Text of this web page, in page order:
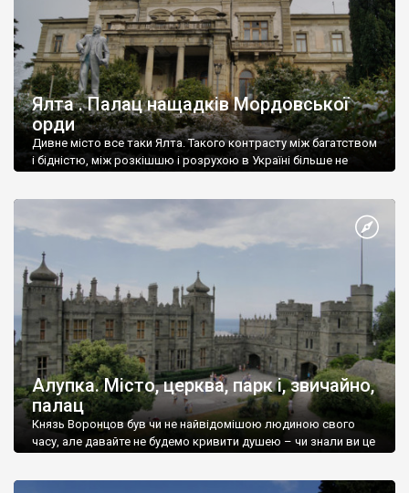
Ялта . Палац нащадків Мордовської
орди
Дивне місто все таки Ялта. Такого контрасту між багатством
і бідністю, між розкішшю і розрухою в Україні більше не
Алупка. Місто, церква, парк і, звичайно,
палац
Князь Воронцов був чи не найвідомішою людиною свого
часу, але давайте не будемо кривити душею – чи знали ви це